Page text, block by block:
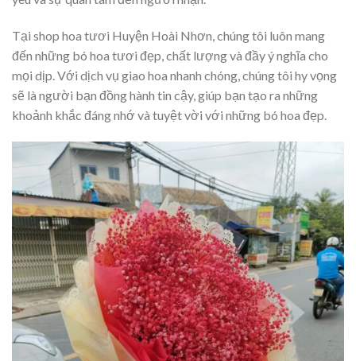
Tại shop hoa tươi Huyện Hoài Nhơn, chúng tôi luôn mang
đến những bó hoa tươi đẹp, chất lượng và đầy ý nghĩa cho
mọi dịp. Với dịch vụ giao hoa nhanh chóng, chúng tôi hy vọng
sẽ là người bạn đồng hành tin cậy, giúp bạn tạo ra những
khoảnh khắc đáng nhớ và tuyệt vời với những bó hoa đẹp.